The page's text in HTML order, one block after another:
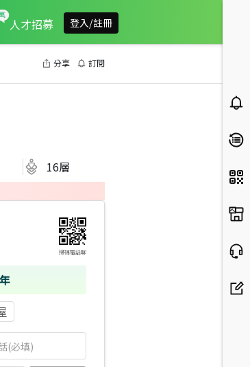
人才招募 登入/註冊
分享 訂閱
16層
掃碼電話聊